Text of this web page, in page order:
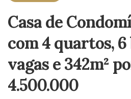
Casa de
com 4 quartos,
vagas e 342m²
4.500.000